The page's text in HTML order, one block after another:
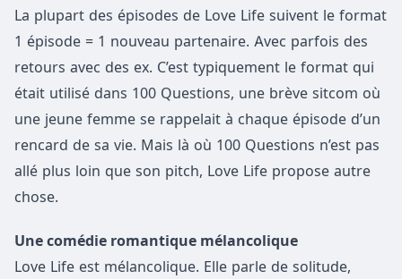
La plupart des épisodes de Love Life suivent le format
1 épisode = 1 nouveau partenaire. Avec parfois des
retours avec des ex. C’est typiquement le format qui
était utilisé dans 100 Questions, une brève sitcom où
une jeune femme se rappelait à chaque épisode d’un
rencard de sa vie. Mais là où 100 Questions n’est pas
allé plus loin que son pitch, Love Life propose autre
chose.
Une comédie romantique mélancolique
Love Life est mélancolique. Elle parle de solitude,